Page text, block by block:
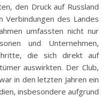
den Druck auf Russland
Verbindungen des Landes
umfassten nicht nur
und Unternehmen,
die sich direkt auf
auswirkten. Der Club,
in den letzten Jahren ein
insbesondere aufgrund